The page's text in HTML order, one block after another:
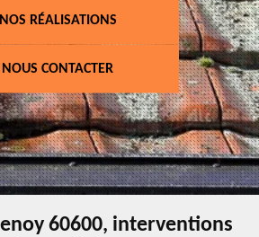
NOS RÉALISATIONS
NOUS CONTACTER
60600, interventions